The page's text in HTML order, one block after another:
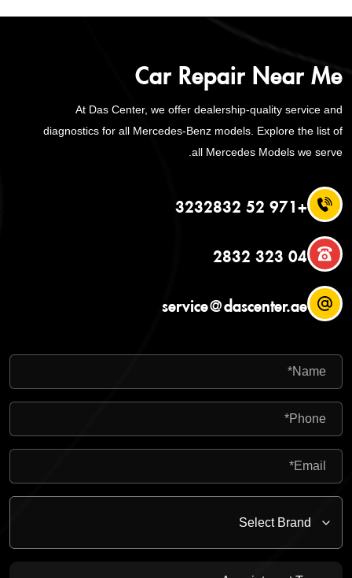
Car Repair Near Me
At Das Center, we offer dealership-quality service and
diagnostics for all Mercedes-Benz models. Explore the list of
all Mercedes Models we serve.
+971 52 3232832
04 323 2832
service@dascenter.ae